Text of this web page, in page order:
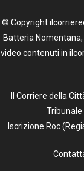
© Copyright
Batteria
video contenuti in
Il Corriere della
Iscrizione Roc